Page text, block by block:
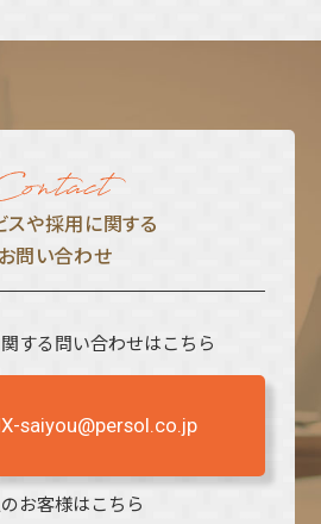
スや採⽤に関する
お問い合わせ
する問い合わせはこちら
saiyou@persol.co.jp
お客様はこちら